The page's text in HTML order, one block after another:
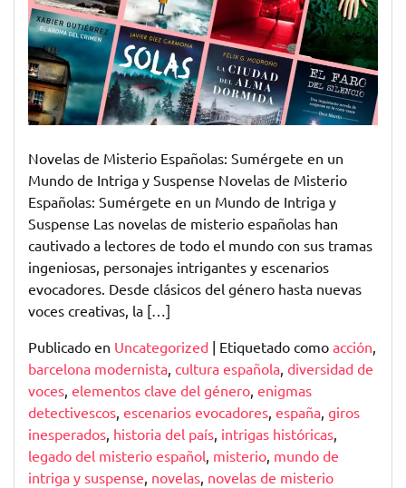
de
las
Novelas
de
Misterio
Españolas
Novelas de Misterio Españolas: Sumérgete en un
Mundo de Intriga y Suspense Novelas de Misterio
Españolas: Sumérgete en un Mundo de Intriga y
Suspense Las novelas de misterio españolas han
cautivado a lectores de todo el mundo con sus tramas
ingeniosas, personajes intrigantes y escenarios
evocadores. Desde clásicos del género hasta nuevas
voces creativas, la […]
Publicado en Uncategorized | Etiquetado como acción,
barcelona modernista, cultura española, diversidad de
voces, elementos clave del género, enigmas
detectivescos, escenarios evocadores, españa, giros
inesperados, historia del país, intrigas históricas,
legado del misterio español, misterio, mundo de
intriga y suspense, novelas, novelas de misterio